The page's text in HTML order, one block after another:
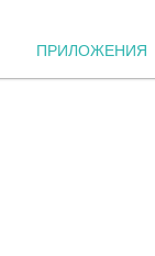
ПРИЛОЖЕНИЯ